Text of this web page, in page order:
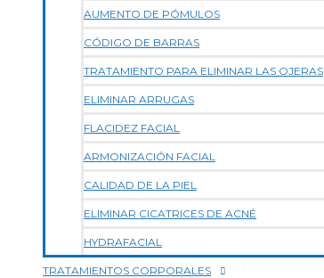
AUMENTO DE PÓMULOS
CÓDIGO DE BARRAS
TRATAMIENTO PARA ELIMINAR LAS OJERAS
ELIMINAR ARRUGAS
FLACIDEZ FACIAL
ARMONIZACIÓN FACIAL
CALIDAD DE LA PIEL
ELIMINAR CICATRICES DE ACNÉ
HYDRAFACIAL
TRATAMIENTOS CORPORALES